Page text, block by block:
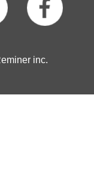
inc.